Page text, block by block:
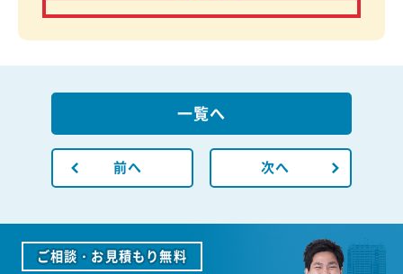
前へ
一覧へ
次へ
ご相談・お見積もり無料